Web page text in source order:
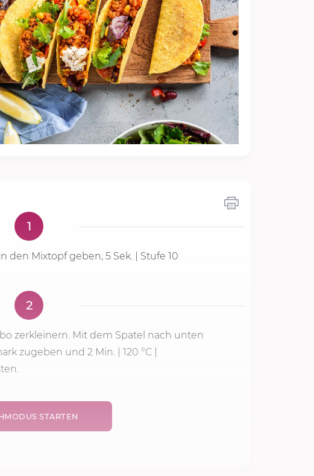
1
den Mixtopf geben, 5 Sek.
| Stufe 10
2
zerkleinern. Mit dem Spatel nach unten
zugeben und 2 Min. 120 °C
STARTEN